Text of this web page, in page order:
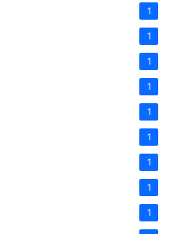
1
1
1
1
1
1
1
1
1